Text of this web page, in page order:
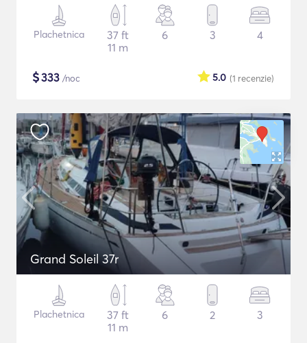
Plachetnica
37 ft
11 m
6 3 4
$333 /noc (1 recenzie)
5.0
Grand Soleil 37r
Plachetnica
37 ft
11 m
6 2 3